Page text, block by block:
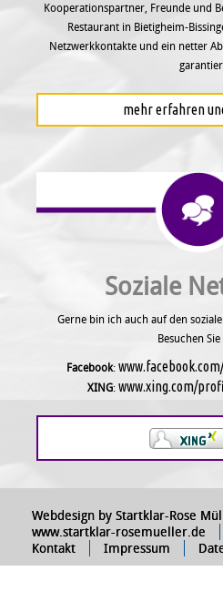
Kooperationspartner, Freunde und
Restaurant in Bietigheim-
Netzwerkkontakte und ein netter
mehr erfahren
Soziale
Gerne bin ich auch auf den
Besuchen
Facebook:
XING: www.xing.com/
Webdesign by Startklar-Rose
www.startklar-rosemueller.de
Kontakt
Impressum